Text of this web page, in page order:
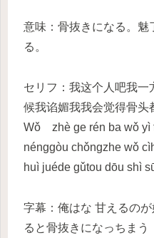
意味：骨抜きになる。魅
る。
セリフ：我这个人吧我一
候我谄媚我我会觉得骨头
Wǒ zhè ge rén ba wǒ yì
nénggòu chǒngzhe wǒ
huì juéde gǔtou dōu shì
字幕：俺はな 甘えるの
ると骨抜きになっちまう